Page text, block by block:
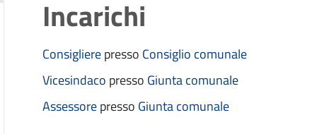
Incarichi
Consiglierepresso Consiglio comunale
Vicesindaco presso Giunta comunale
Assessorepresso Giunta comunale